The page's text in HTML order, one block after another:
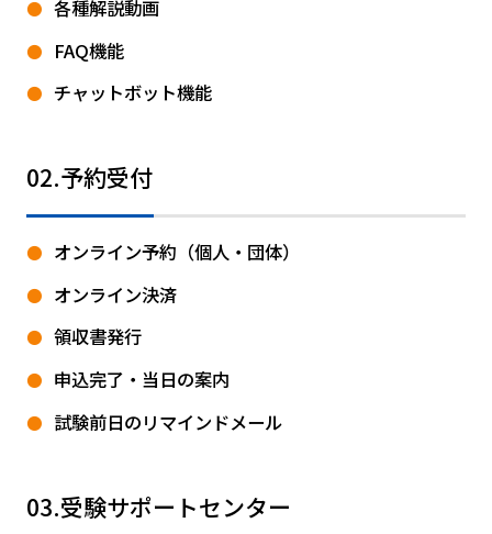
各種解説動画
FAQ機能
チャットボット機能
02.予約受付
オンライン予約（個人・団体）
オンライン決済
領収書発行
申込完了・当日の案内
試験前日のリマインドメール
03.受験サポートセンター